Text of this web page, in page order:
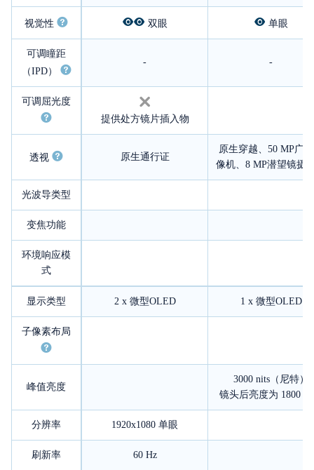
视觉性 双眼 单眼
可调瞳距
（IPD）
- -
可调屈光度
提供处方镜片插入物
透视 原生通行证
原生穿越、50 MP广
像机、8 MP潜望镜摄
光波导类型
变焦功能
环境响应模
式
显示类型 2 x 微型OLED 1 x 微型OLED
子像素布局
峰值亮度
3000 nits（尼特）
镜头后亮度为 1800
分辨率 1920x1080 单眼
刷新率 60 Hz